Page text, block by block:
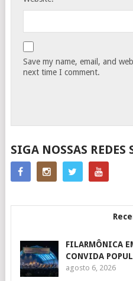
Save my name, email, and
next time I comment.
SIGA NOSSAS REDES
FILARMÔNICA
CONVIDA
agosto 6, 2026